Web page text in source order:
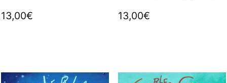
13,00€
13,00€